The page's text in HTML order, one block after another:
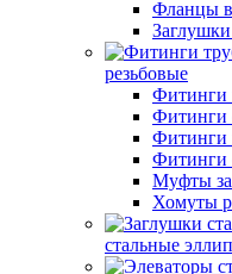
Фланцы
резьбовые
Фитинги
Фитинги
Фитинги
Фитинги
Муфты
Хомуты
стальные